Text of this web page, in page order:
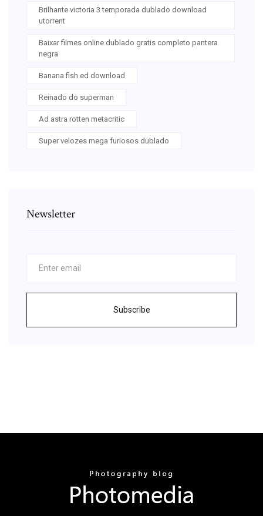
Brilhante victoria 3 temporada dublado download
utorrent
Baixar filmes online dublado gratis completo pantera
negra
Banana fish ed download
Reinado do superman
Ad astra rotten metacritic
Super velozes mega furiosos dublado
Newsletter
Subscribe